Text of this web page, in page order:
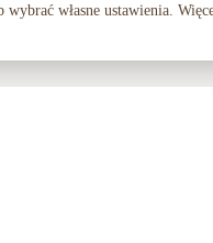
wybrać własne ustawienia.